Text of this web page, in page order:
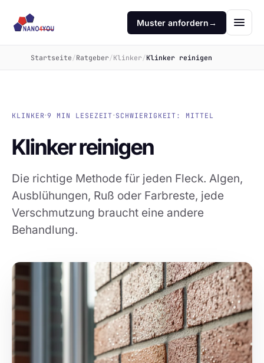
Muster anfordern→
Startseite /Ratgeber /Klinker /Klinker reinigen
KLINKER·9 MIN LESEZEIT· SCHWIERIGKEIT: MITTEL
Klinker reinigen
Die richtige Methode für jeden Fleck. Algen,
Ausblühungen, Ruß oder Farbreste, jede
Verschmutzung braucht eine andere
Behandlung.